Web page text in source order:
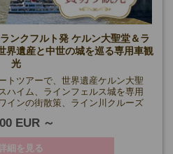
ンクフルト発 ケルン大聖堂＆ラ
界遺産と中世の城を巡る専用車観
光
トツアーで、世界遺産ケルン大聖
ハイム、ラインフェルス城を専用
インの街散策、ライン川クルーズ
EUR
詳細を見る